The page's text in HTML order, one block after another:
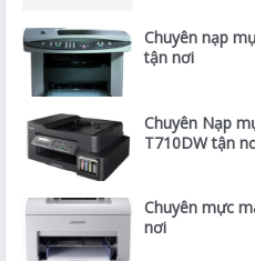
Chuyên nạp
tận nơi
Chuyên Nạp
T710DW tận
Chuyên mực
nơi